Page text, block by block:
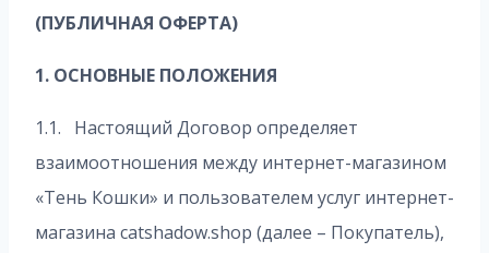
(ПУБЛИЧНАЯ ОФЕРТА)
1. ОСНОВНЫЕ ПОЛОЖЕНИЯ
1.1. Настоящий Договор определяет
взаимоотношения между интернет-магазином
«Тень Кошки» и пользователем услуг интернет-
магазина catshadow.shop (далее – Покупатель),